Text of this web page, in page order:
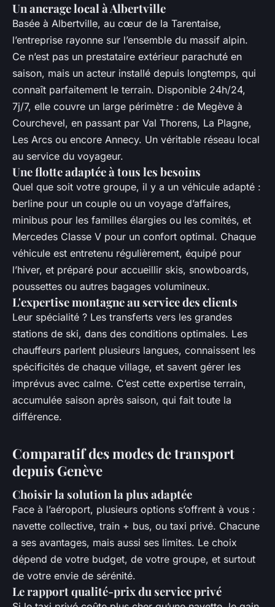
Un ancrage local à Albertville
Basée à Albertville, au cœur de la Tarentaise,
l’entreprise rayonne sur l’ensemble du massif alpin.
Ce n’est pas un prestataire extérieur parachuté en
saison, mais un acteur installé depuis longtemps, qui
connaît parfaitement le terrain. Disponible 24h/24,
7j/7, elle couvre un large périmètre : de Megève à
Courchevel, en passant par Val Thorens, La Plagne,
Les Arcs ou encore Annecy. Un véritable réseau local
au service du voyageur.
Une flotte adaptée à tous les besoins
Quel que soit votre groupe, il y a un véhicule adapté :
berline pour un couple ou un voyage d’affaires,
minibus pour les familles élargies ou les comités, et
Mercedes Classe V pour un confort optimal. Chaque
véhicule est entretenu régulièrement, équipé pour
l’hiver, et préparé pour accueillir skis, snowboards,
poussettes ou autres bagages volumineux.
L'expertise montagne au service des clients
Leur spécialité ? Les transferts vers les grandes
stations de ski, dans des conditions optimales. Les
chauffeurs parlent plusieurs langues, connaissent les
spécificités de chaque village, et savent gérer les
imprévus avec calme. C’est cette expertise terrain,
accumulée saison après saison, qui fait toute la
différence.
Comparatif des modes de transport
depuis Genève
Choisir la solution la plus adaptée
Face à l’aéroport, plusieurs options s’offrent à vous :
navette collective, train + bus, ou taxi privé. Chacune
a ses avantages, mais aussi ses limites. Le choix
dépend de votre budget, de votre groupe, et surtout
de votre envie de sérénité.
Le rapport qualité-prix du service privé